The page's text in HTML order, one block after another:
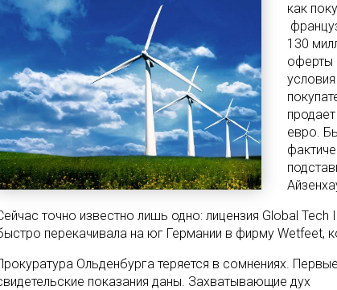
как
130
оферты
евро.
точно известно лишь одно: лицензия Global
перекачивала на юг Германии в фирму Wetfeet,
Ольденбурга теряется в сомнениях. Первые
показания даны. Захватывающие дух